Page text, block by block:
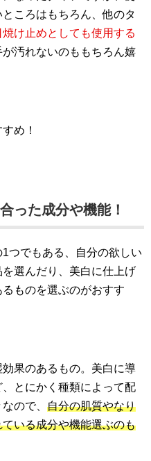
ころはもちろん、他のタ
け止めとしても使用する
汚れないのももちろん嬉
め！
った成分や機能！
つでもある、自分の欲しい
を選んだり、美白に仕上げ
ものを選ぶのがおすす
果のあるもの。美白に導
とにかく種類によって配
ので、 自分の肌質やなり
いる成分や機能選ぶのも